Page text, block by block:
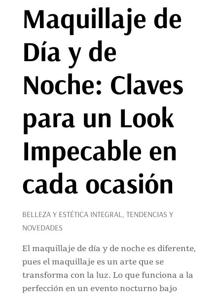
Maquillaje de
Día y de
Noche: Claves
para un Look
Impecable en
cada ocasión
BELLEZA Y ESTÉTICA INTEGRAL, TENDENCIAS Y
NOVEDADES
El maquillaje de día y de noche es diferente,
pues el maquillaje es un arte que se
transforma con la luz. Lo que funciona a la
perfección en un evento nocturno bajo